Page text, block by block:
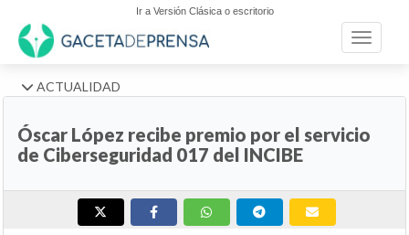
Ir a Versión Clásica o escritorio
Toggle
ACTUALIDAD
Óscar López recibe premio por el servicio
de Ciberseguridad 017 del INCIBE